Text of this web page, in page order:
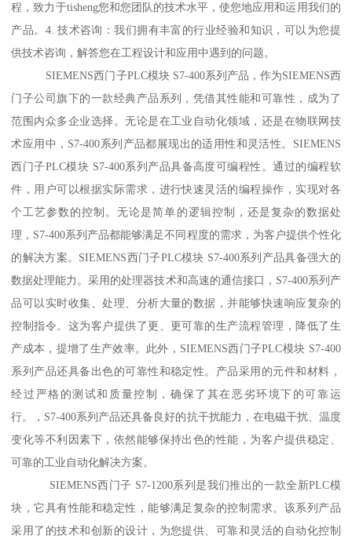
程，致力于tisheng您和您团队的技术水平，使您地应用和运用我们的
产品。4. 技术咨询：我们拥有丰富的行业经验和知识，可以为您提
供技术咨询，解答您在工程设计和应用中遇到的问题。
SIEMENS西门子PLC模块 S7-400系列产品，作为SIEMENS西
门子公司旗下的一款经典产品系列，凭借其性能和可靠性，成为了
范围内众多企业选择。无论是在工业自动化领域，还是在物联网技
术应用中，S7-400系列产品都展现出的适用性和灵活性。SIEMENS
西门子PLC模块 S7-400系列产品具备高度可编程性。通过的编程软
件，用户可以根据实际需求，进行快速灵活的编程操作，实现对各
个工艺参数的控制。无论是简单的逻辑控制，还是复杂的数据处
理，S7-400系列产品都能够满足不同程度的需求，为客户提供个性化
的解决方案。SIEMENS西门子PLC模块 S7-400系列产品具备强大的
数据处理能力。采用的处理器技术和高速的通信接口，S7-400系列产
品可以实时收集、处理、分析大量的数据，并能够快速响应复杂的
控制指令。这为客户提供了更、更可靠的生产流程管理，降低了生
产成本，提增了生产效率。此外，SIEMENS西门子PLC模块 S7-400
系列产品还具备出色的可靠性和稳定性。产品采用的元件和材料，
经过严格的测试和质量控制，确保了其在恶劣环境下的可靠运
行。，S7-400系列产品还具备良好的抗干扰能力，在电磁干扰、温度
变化等不利因素下，依然能够保持出色的性能，为客户提供稳定、
可靠的工业自动化解决方案。
SIEMENS西门子 S7-1200系列是我们推出的一款全新PLC模
块，它具有性能和稳定性，能够满足复杂的控制需求。该系列产品
采用了的技术和创新的设计，为您提供、可靠和灵活的自动化控制